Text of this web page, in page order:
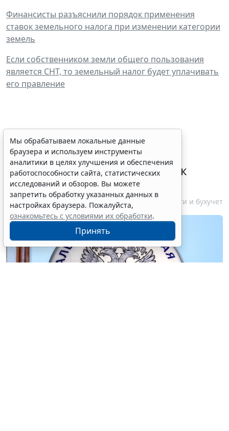
Финансисты разъяснили порядок применения
ставок земельного налога при изменении категории
земель
Если собственником земли общего пользования
является СНТ, то земельный налог будет уплачивать
его правление
ФНС России планирует
урегулировать
экстерриториальный порядок
рассмотрения жалоб
6 августа 2026 15:15 Налоги и бухучет
Мы обрабатываем локальные данные
браузера и используем инструменты
аналитики в целях улучшения и обеспечения
работоспособности сайта, статистических
исследований и обзоров. Вы можете
запретить обработку указанных данных в
настройках браузера. Пожалуйста,
ознакомьтесь с условиями их обработки.
Принять